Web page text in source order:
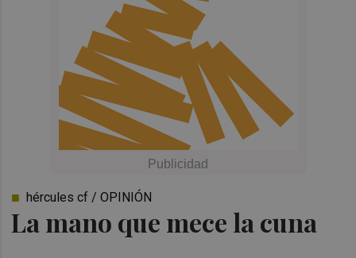
La mano que mece la cuna
hércules cf / OPINIÓN